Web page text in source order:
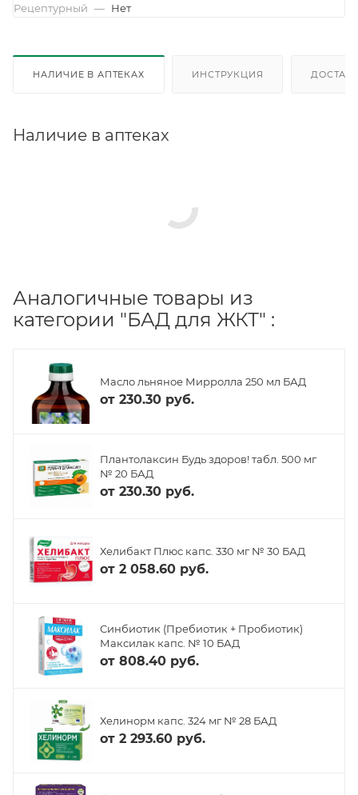
Рецептурный — Нет
НАЛИЧИЕ В АПТЕКАХ ИНСТРУКЦИЯ
Наличие в аптеках
Аналогичные товары из
категории "БАД для ЖКТ" :
Масло льняное Мирролла 250 мл БАД
от 230.30 руб.
Плантолаксин Будь здоров! табл. 500 мг
№ 20 БАД
от 230.30 руб.
Хелибакт Плюс капс. 330 мг № 30 БАД
от 2 058.60 руб.
Синбиотик (Пребиотик + Пробиотик)
Максилак капс. № 10 БАД
от 808.40 руб.
Хелинорм капс. 324 мг № 28 БАД
от 2 293.60 руб.